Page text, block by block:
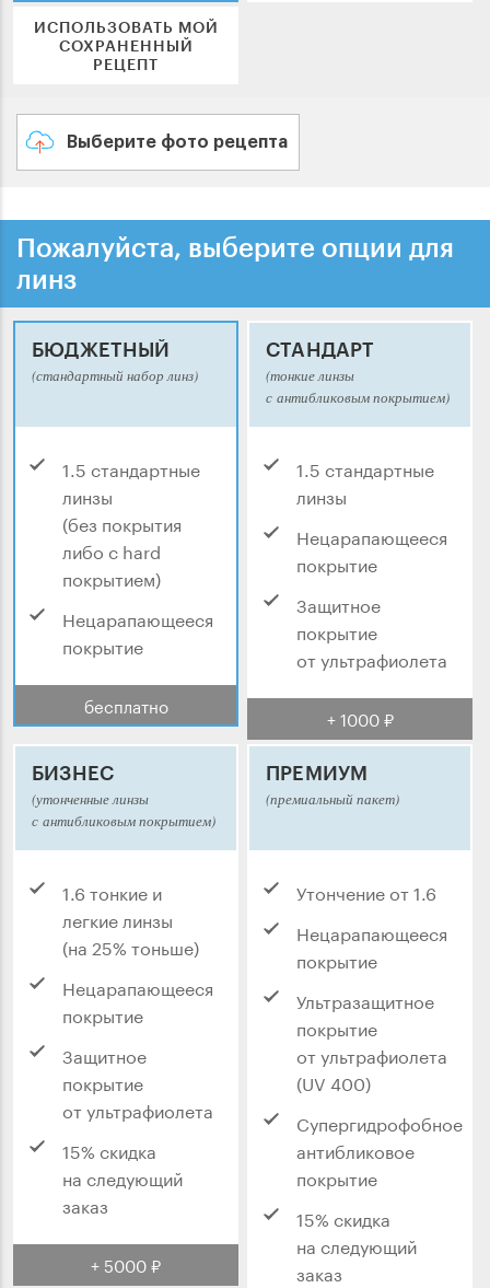
ИСПОЛЬЗОВАТЬ МОЙ
СОХРАНЕННЫЙ
РЕЦЕПТ
Выберите фото рецепта
Пожалуйста, выберите опции для
линз
БЮДЖЕТНЫЙ
(стандартный набор линз)
1.5 стандартные
линзы
(без покрытия
либо с hard
покрытием)
Нецарапающееся
покрытие
бесплатно
СТАНДАРТ
(тонкие линзы
с антибликовым покрытием)
1.5 стандартные
линзы
Нецарапающееся
покрытие
Защитное
покрытие
от ультрафиолета
+ 1000 ₽
БИЗНЕС
(утонченные линзы
с антибликовым покрытием)
1.6 тонкие и
легкие линзы
(на 25% тоньше)
Нецарапающееся
покрытие
Защитное
покрытие
от ультрафиолета
15% скидка
на следующий
заказ
+ 5000 ₽
ПРЕМИУМ
(премиальный пакет)
Утончение от 1.6
Нецарапающееся
покрытие
Ультразащитное
покрытие
от ультрафиолета
(UV 400)
Супергидрофобное
антибликовое
покрытие
15% скидка
на следующий
заказ